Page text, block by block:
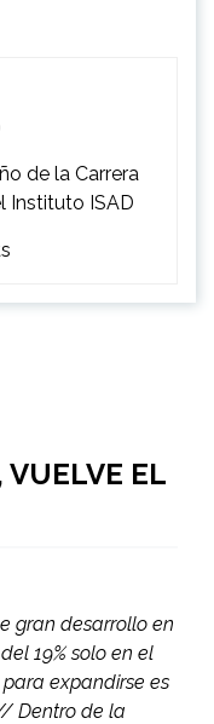
de la Carrera
Instituto ISAD
VUELVE EL
gran desarrollo en
19% solo en el
expandirse es
Dentro de la